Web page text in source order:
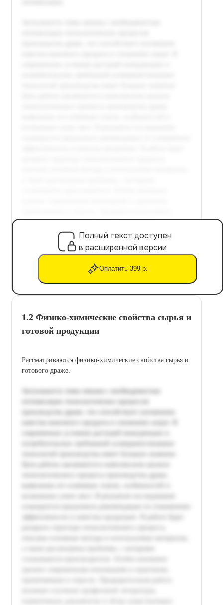
Полный текст доступен
в расширенной версии
Оплатить 399 р.
1.2 Физико-химические свойства сырья и
готовой продукции
Рассматриваются физико-химические свойства сырья и
готового драже.